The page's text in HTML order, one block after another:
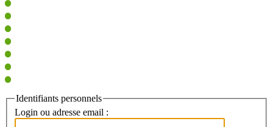
Identifiants personnels
Login ou adresse email :